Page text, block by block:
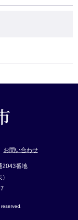
お問い合わせ
2043番地